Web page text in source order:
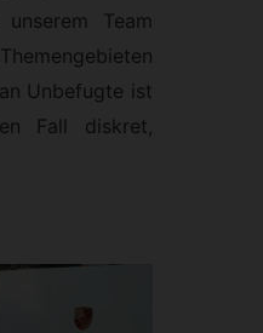
Team
Unbefugte ist
Fall diskret,